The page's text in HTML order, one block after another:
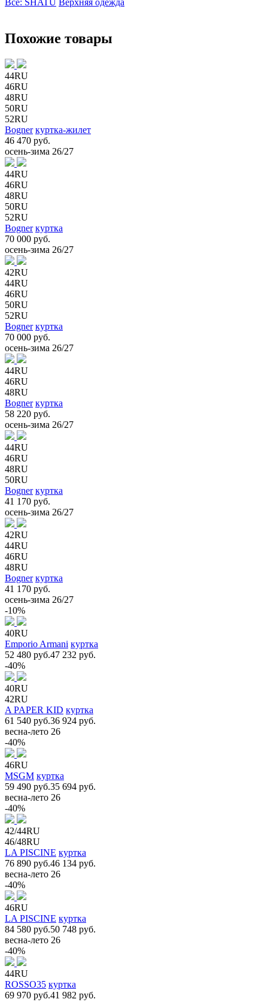
Похожие товары
44RU
46RU
48RU
50RU
52RU
Bogner куртка-жилет
46 470 руб.
осень-зима 26/27
44RU
46RU
48RU
50RU
52RU
Bogner куртка
70 000 руб.
осень-зима 26/27
42RU
44RU
46RU
50RU
52RU
Bogner куртка
70 000 руб.
осень-зима 26/27
44RU
46RU
48RU
Bogner куртка
58 220 руб.
осень-зима 26/27
44RU
46RU
48RU
50RU
Bogner куртка
41 170 руб.
осень-зима 26/27
42RU
44RU
46RU
48RU
Bogner куртка
41 170 руб.
осень-зима 26/27
-10%
40RU
Emporio Armani куртка
52 480 руб.47 232 руб.
-40%
40RU
42RU
A PAPER KID куртка
61 540 руб.36 924 руб.
весна-лето 26
-40%
46RU
MSGM куртка
59 490 руб.35 694 руб.
весна-лето 26
-40%
42/44RU
46/48RU
LA PISCINE куртка
76 890 руб.46 134 руб.
весна-лето 26
-40%
46RU
LA PISCINE куртка
84 580 руб.50 748 руб.
весна-лето 26
-40%
44RU
ROSSO35 куртка
69 970 руб.41 982 руб.